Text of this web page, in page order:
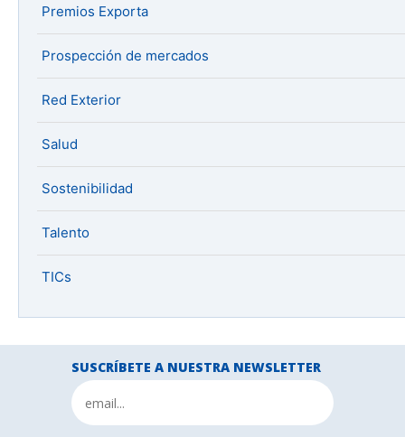
Premios Exporta
Prospección de mercados
Red Exterior
Salud
Sostenibilidad
Talento
TICs
SUSCRÍBETE A NUESTRA NEWSLETTER